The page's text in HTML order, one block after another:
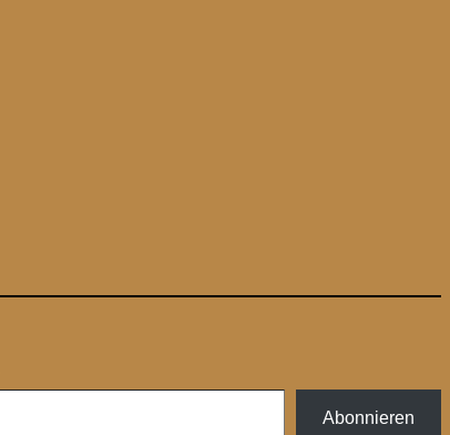
Abonnieren